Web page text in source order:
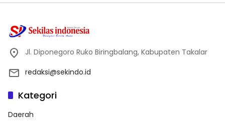
Jl. Diponegoro Ruko Biringbalang, Kabupaten Takalar
redaksi@sekindo.id
Kategori
Daerah